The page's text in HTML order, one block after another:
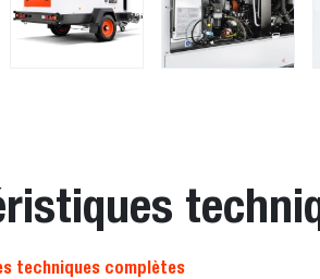
techniques complètes